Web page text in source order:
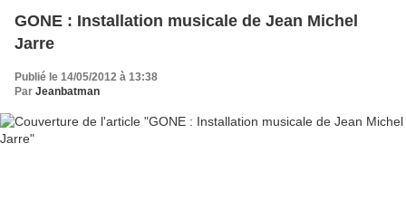
GONE : Installation musicale de Jean Michel
Jarre
Publié le 14/05/2012 à 13:38
Par Jeanbatman